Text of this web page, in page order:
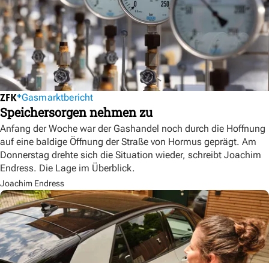
Gasmarktbericht
Speichersorgen nehmen zu
Anfang der Woche war der Gashandel noch durch die Hoffnung
auf eine baldige Öffnung der Straße von Hormus geprägt. Am
Donnerstag drehte sich die Situation wieder, schreibt Joachim
Endress. Die Lage im Überblick.
Joachim Endress